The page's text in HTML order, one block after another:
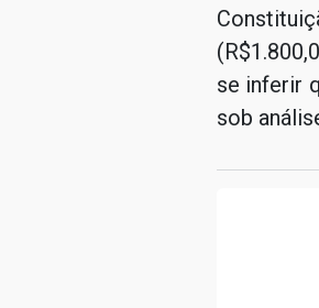
se inferir
sob